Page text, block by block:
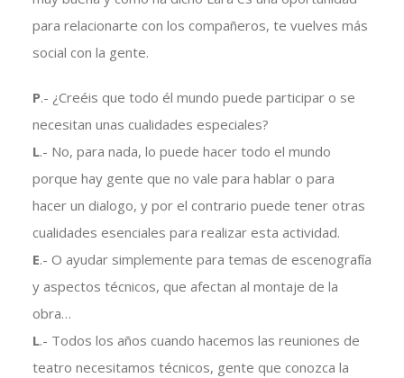
para relacionarte con los compañeros, te vuelves más
social con la gente.
P.- ¿Creéis que todo él mundo puede participar o se
necesitan unas cualidades especiales?
L.- No, para nada, lo puede hacer todo el mundo
porque hay gente que no vale para hablar o para
hacer un dialogo, y por el contrario puede tener otras
cualidades esenciales para realizar esta actividad.
E.- O ayudar simplemente para temas de escenografía
y aspectos técnicos, que afectan al montaje de la
obra…
L.- Todos los años cuando hacemos las reuniones de
teatro necesitamos técnicos, gente que conozca la